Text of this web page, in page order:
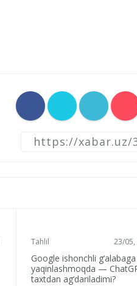
Tahlil 23/05,
Google ishonchli g‘alabaga
yaqinlashmoqda —
taxtdan ag‘dariladimi?